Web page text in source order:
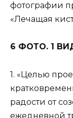
фотографии
«Лечащая
6 ФОТО. 1
1. «Целью
радости от
ежедневной